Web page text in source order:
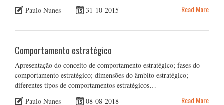
Paulo Nunes
31-10-2015 Read More
Comportamento estratégico
Apresentação do conceito de comportamento estratégico; fases do
comportamento estratégico; dimensões do âmbito estratégico;
diferentes tipos de comportamentos estratégicos…
Paulo Nunes
08-08-2018 Read More